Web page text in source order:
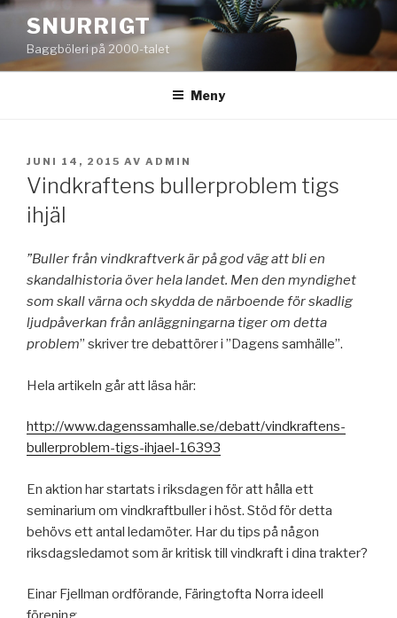
Hoppa
innehåll
SNURRIGT
Baggböleri på 2000-talet
Meny
PUBLICERAT
JUNI 14, 2015 AV ADMIN
Vindkraftens bullerproblem tigs
ihjäl
”Buller från vindkraftverk är på god väg att bli en
skandalhistoria över hela landet. Men den myndighet
som skall värna och skydda de närboende för skadlig
ljudpåverkan från anläggningarna tiger om detta
problem” skriver tre debattörer i ”Dagens samhälle”.
Hela artikeln går att läsa här:
http://www.dagenssamhalle.se/debatt/vindkraftens-
bullerproblem-tigs-ihjael-16393
En aktion har startats i riksdagen för att hålla ett
seminarium om vindkraftbuller i höst. Stöd för detta
behövs ett antal ledamöter. Har du tips på någon
riksdagsledamot som är kritisk till vindkraft i dina trakter?
Einar Fjellman ordförande, Färingtofta Norra ideell